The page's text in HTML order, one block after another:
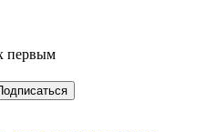
первым